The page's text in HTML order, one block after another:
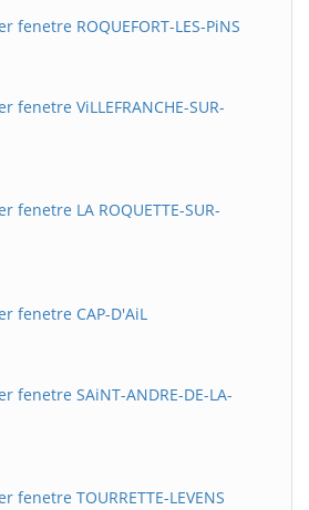
fenetre ROQUEFORT-LES-PiNS
fenetre ViLLEFRANCHE-SUR-
fenetre LA ROQUETTE-SUR-
fenetre CAP-D'AiL
fenetre SAiNT-ANDRE-DE-LA-
fenetre TOURRETTE-LEVENS